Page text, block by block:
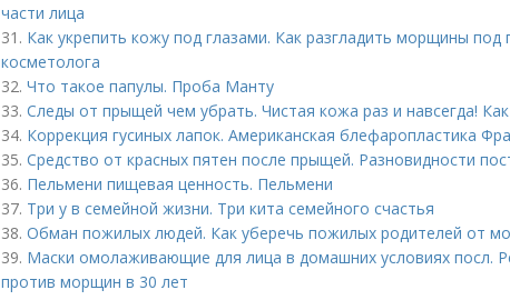
части лица
31. Как укрепить кожу под глазами. Как разгладить морщины под
косметолога
32. Что такое папулы. Проба Манту
33. Следы от прыщей чем убрать. Чистая кожа раз и навсегда!
34. Коррекция гусиных лапок. Американская блефаропластика
35. Средство от красных пятен после прыщей. Разновидности
36. Пельмени пищевая ценность. Пельмени
37. Три у в семейной жизни. Три кита семейного счастья
38. Обман пожилых людей. Как уберечь пожилых родителей от
39. Маски омолаживающие для лица в домашних условиях посл.
против морщин в 30 лет